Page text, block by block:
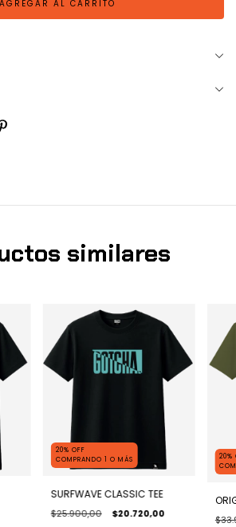
similares
20% OFF
COMPRANDO 1 O MÁS
SURFWAVE CLASSIC TEE
$25.900,00 $20.720,00
20%